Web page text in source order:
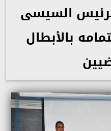
السيسى
بالأبطال